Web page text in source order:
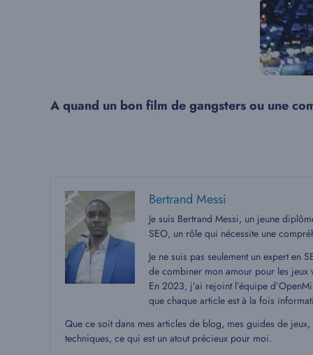
A quand un bon film de gangsters ou une
Bertrand Messi
Je suis Bertrand Messi, un jeune
SEO, un rôle qui nécessite une
Je ne suis pas seulement un expert en
de combiner mon amour pour les jeux
En 2023, j’ai rejoint l’équipe
que chaque article est à la fois
Que ce soit dans mes articles de blog, mes guides de
techniques, ce qui est un atout précieux pour moi.